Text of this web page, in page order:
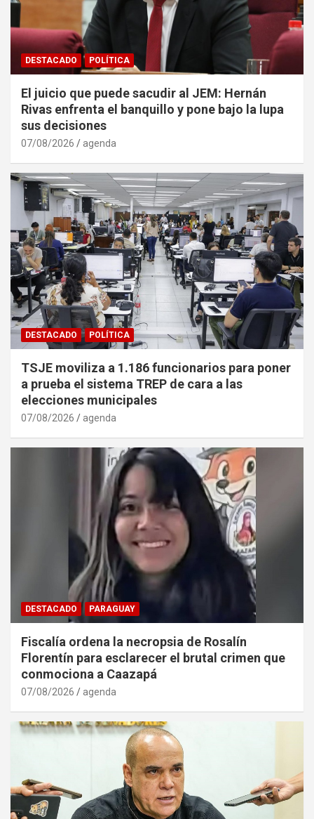
DESTACADO POLÍTICA
El juicio que puede sacudir al JEM: Hernán
Rivas enfrenta el banquillo y pone bajo la lupa
sus decisiones
07/08/2026 agenda
DESTACADO POLÍTICA
TSJE moviliza a 1.186 funcionarios para poner
a prueba el sistema TREP de cara a las
elecciones municipales
07/08/2026 agenda
DESTACADO PARAGUAY
Fiscalía ordena la necropsia de Rosalín
Florentín para esclarecer el brutal crimen que
conmociona a Caazapá
07/08/2026 agenda